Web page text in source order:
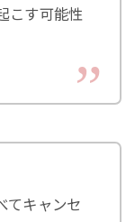
こす可能性
てキャンセ